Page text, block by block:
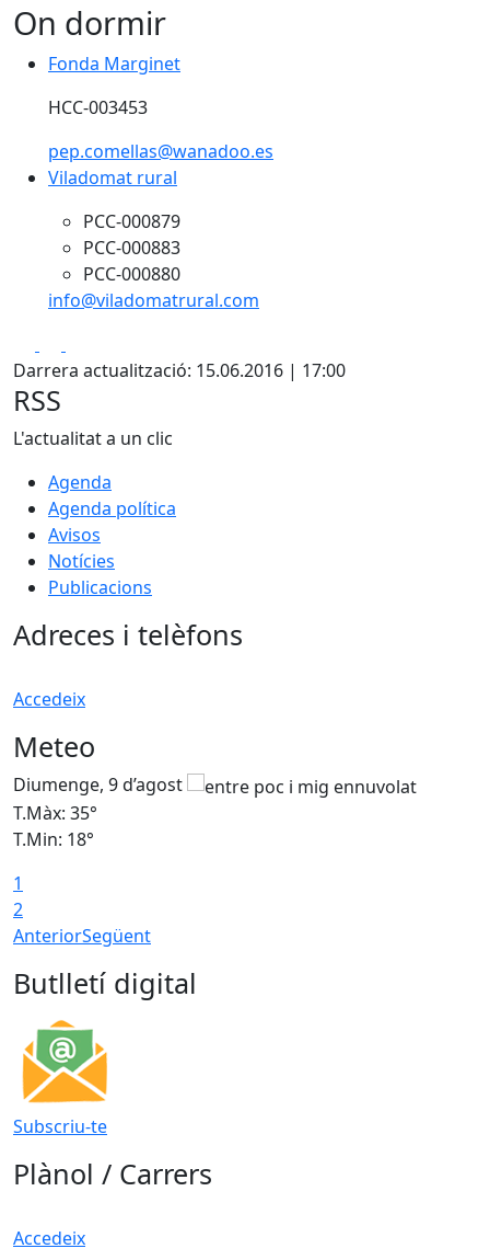
On dormir
Fonda Marginet
Fonda Marginet
HCC-003453
pep.comellas@wanadoo.es
Viladomat rural
Viladomat rural
PCC-000879
PCC-000883
PCC-000880
info@viladomatrural.com
Darrera actualització: 15.06.2016 | 17:00
RSS
L'actualitat a un clic
Agenda
Agenda política
Avisos
Notícies
Publicacions
Adreces i telèfons
Accedeix
Meteo
Diumenge, 9 d’agost
T.Màx: 35°
T.Min: 18°
1
2
AnteriorSegüent
Butlletí digital
Subscriu-te
Plànol / Carrers
Accedeix